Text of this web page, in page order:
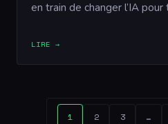
en train de changer l’IA
LIRE →
1 2 3 …